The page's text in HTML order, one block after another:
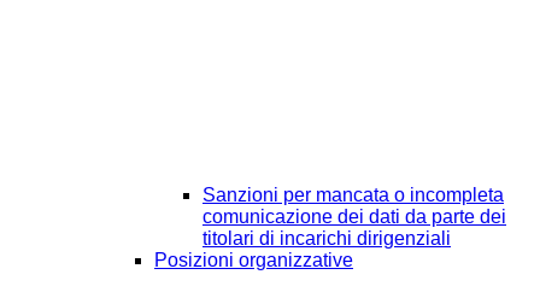
Sanzioni per mancata o incompleta
comunicazione dei dati da parte dei
titolari di incarichi dirigenziali
Posizioni organizzative